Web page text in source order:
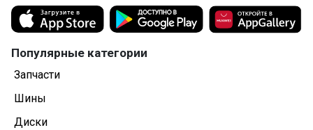
Популярные категории
Запчасти
Шины
Диски